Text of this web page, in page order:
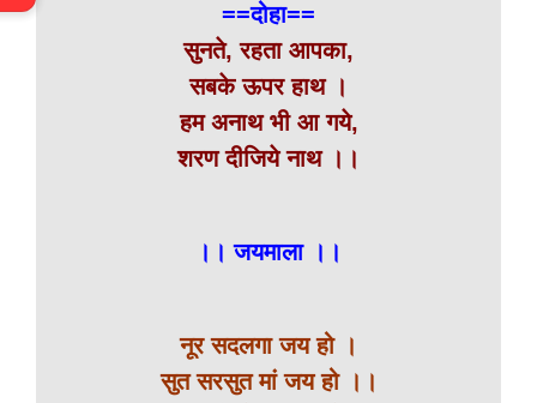
==दोहा==
सुनते, रहता आपका,
सबके ऊपर हाथ ।
हम अनाथ भी आ गये,
शरण दीजिये नाथ ।।
।। जयमाला ।।
नूर सदलगा जय हो ।
सुत सरसुत मां जय हो ।।